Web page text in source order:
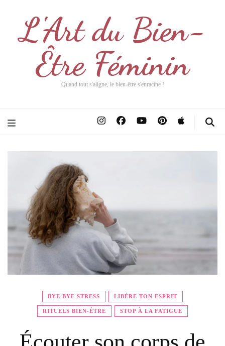
L'Art du Bien-
Être Féminin
Quand tout s'aligne, le bien-être s'enracine !
BYE BYE STRESS LIBÈRE TON ESPRIT
RITUELS BIEN-ÊTRE STOP À LA FATIGUE